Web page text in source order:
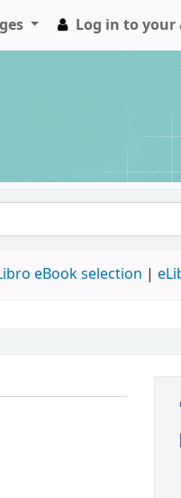
Log in to your
eBook selection |